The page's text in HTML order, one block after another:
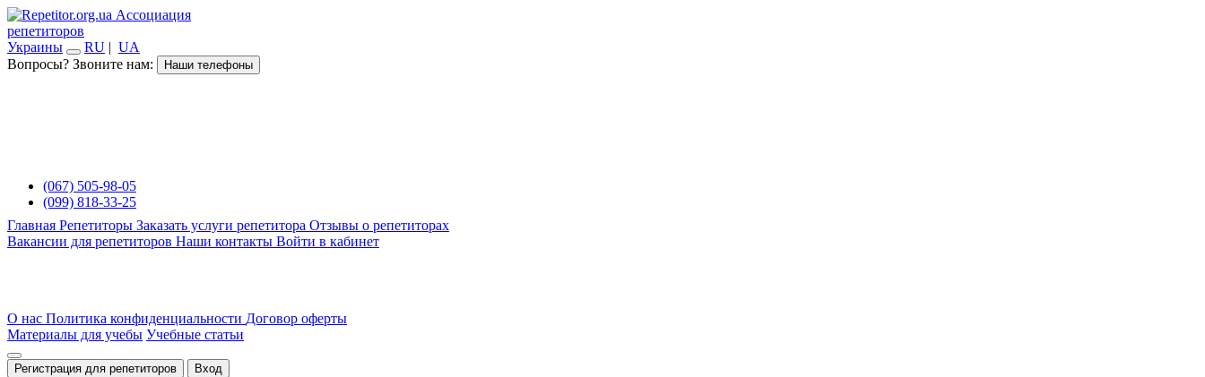
Ассоциация
репетиторов
Украины
RU | UA
Вопросы? Звоните нам:
Наши телефоны
(067) 505-98-05
(099) 818-33-25
Главная Репетиторы Заказать услуги репетитора Отзывы о репетиторах
Вакансии для репетиторов Наши контакты Войти в кабинет
О нас Политика конфиденциальности Договор оферты
Материалы для учебы Учебные статьи
Регистрация для репетиторов Вход